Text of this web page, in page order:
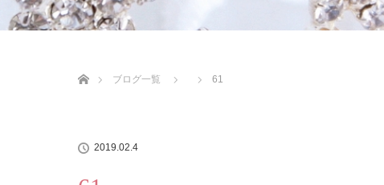
ブログ一覧
61
2019.02.4